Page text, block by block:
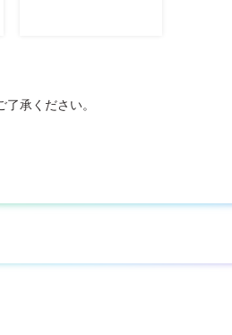
承ください。